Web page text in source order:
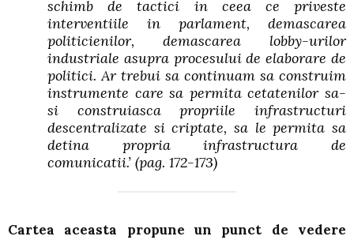
schimb de tactici in ceea ce priveste
interventiile in parlament, demascarea
politicienilor, demascarea lobby-urilor
industriale asupra procesului de elaborare de
politici. Ar trebui sa continuam sa construim
instrumente care sa permita cetatenilor sa-
si construiasca propriile infrastructuri
descentralizate si criptate, sa le permita sa
detina propria infrastructura de
comunicatii.’ (pag. 172-173)
Cartea aceasta propune un punct de vedere